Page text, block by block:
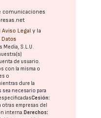
comunicaciones
Aviso Legal y la
Media, S.L.U.
de usuario.
con la misma o
o
dure la
necesario para
Cesión:
otras empresas del
interna.Derechos: